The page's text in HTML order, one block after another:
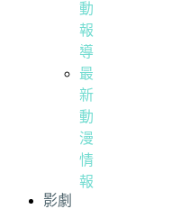
動
報
導
最
新
動
漫
情
報
影劇